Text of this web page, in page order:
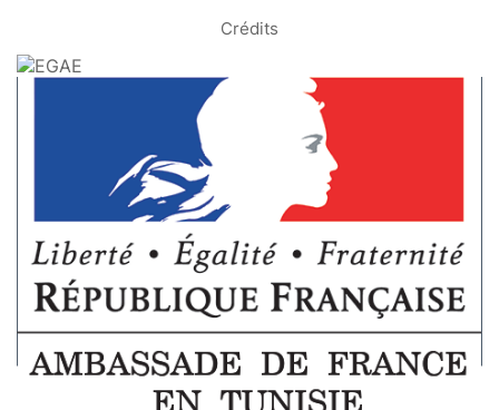
Crédits